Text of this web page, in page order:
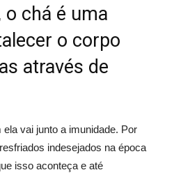
o chá é uma
o corpo
através de
vai junto a imunidade. Por
indesejados na época
isso aconteça e até